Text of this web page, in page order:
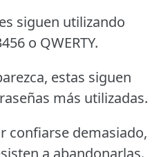
siguen utilizando
o QWERTY.
estas siguen
más utilizadas.
confiarse demasiado,